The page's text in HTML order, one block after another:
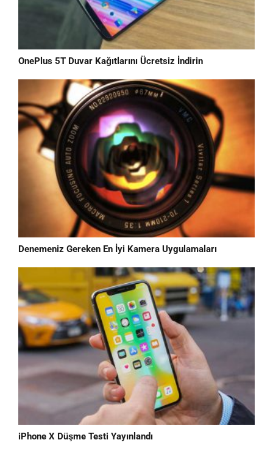
OnePlus 5T Duvar Kağıtlarını Ücretsiz İndirin
Denemeniz Gereken En İyi Kamera Uygulamaları
iPhone X Düşme Testi Yayınlandı